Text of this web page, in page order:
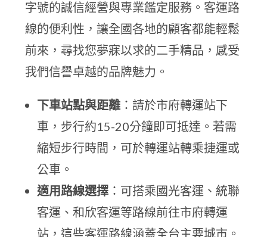
字號的誠信經營與專業鑑定服務。客運路
線的便利性，讓全國各地的顧客都能輕鬆
前來，尋找您夢寐以求的二手精品，感受
我們信譽卓越的品牌魅力。
下車站點與距離 ：請於市府轉運站下
車，步行約15-20分鐘即可抵達。若需
縮短步行時間，可於轉運站轉乘捷運或
公車。
適用路線選擇 ：可搭乘國光客運、統聯
客運、和欣客運等路線前往市府轉運
站，這些客運路線涵蓋全台主要城市。